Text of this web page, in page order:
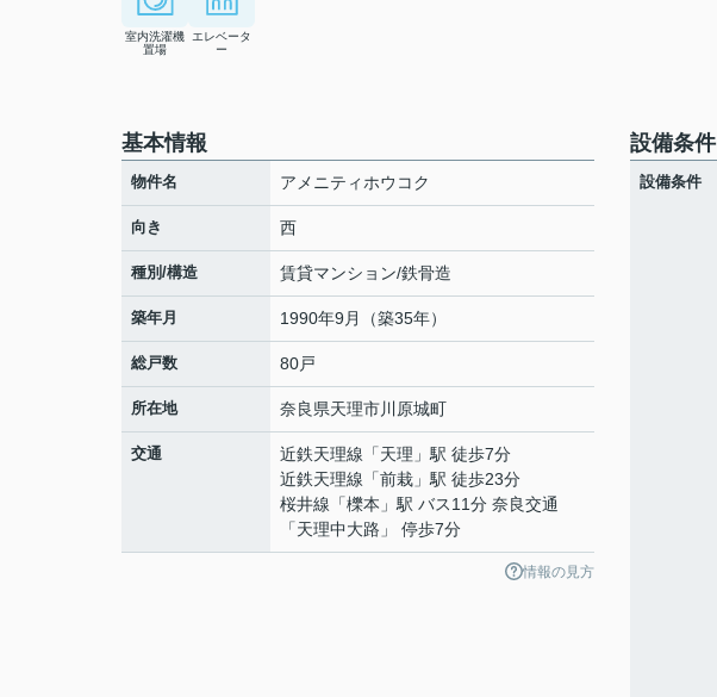
室内洗濯機
置場
エレベータ
ー
基本情報
物件名 アメニティホウコク
向き 西
種別/構造 賃貸マンション/鉄骨造
築年月 1990年9月（築35年）
総戸数 80戸
所在地 奈良県天理市川原城町
交通 近鉄天理線 「天理 」駅 徒歩7分
近鉄天理線 「前栽 」駅 徒歩23分
桜井線 「櫟本 」駅 バス11分 奈良交通
「天理中大路」 停歩7分
情報の見方
設備条件
設備条件